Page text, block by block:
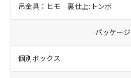
吊金具：ヒモ 裏仕上:トンボ
パッケージ
個別ボックス